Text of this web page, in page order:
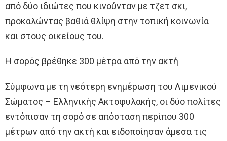
από δύο ιδιώτες που κινούνταν με τζετ σκι,
προκαλώντας βαθιά θλίψη στην τοπική κοινωνία
και στους οικείους του.
Η σορός βρέθηκε 300 μέτρα από την ακτή
Σύμφωνα με τη νεότερη ενημέρωση του Λιμενικού
Σώματος – Ελληνικής Ακτοφυλακής, οι δύο πολίτες
εντόπισαν τη σορό σε απόσταση περίπου 300
μέτρων από την ακτή και ειδοποίησαν άμεσα τις